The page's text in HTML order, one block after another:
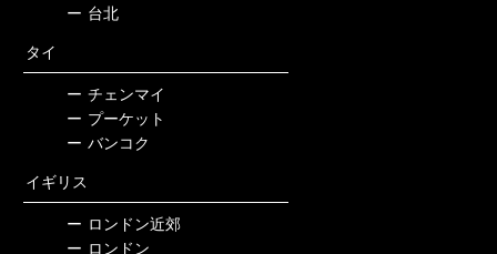
ー 台北
タイ
ー チェンマイ
ー プーケット
ー バンコク
イギリス
ー ロンドン近郊
ー ロンドン